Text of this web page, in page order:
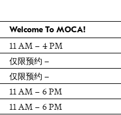
Welcome To MOCA!
11 AM – 4 PM
仅限预约 –
仅限预约 –
11 AM – 6 PM
11 AM – 6 PM